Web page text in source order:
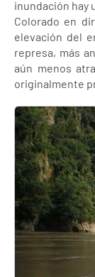
inundación hay
Colorado en
elevación del
represa, más
aún menos
originalmente